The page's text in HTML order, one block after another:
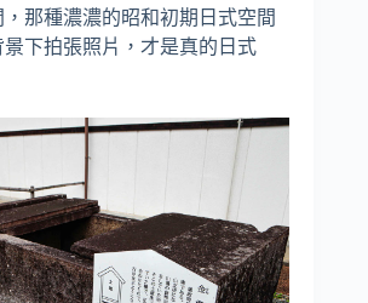
那種濃濃的昭和初期日式空間
下拍張照片，才是真的日式